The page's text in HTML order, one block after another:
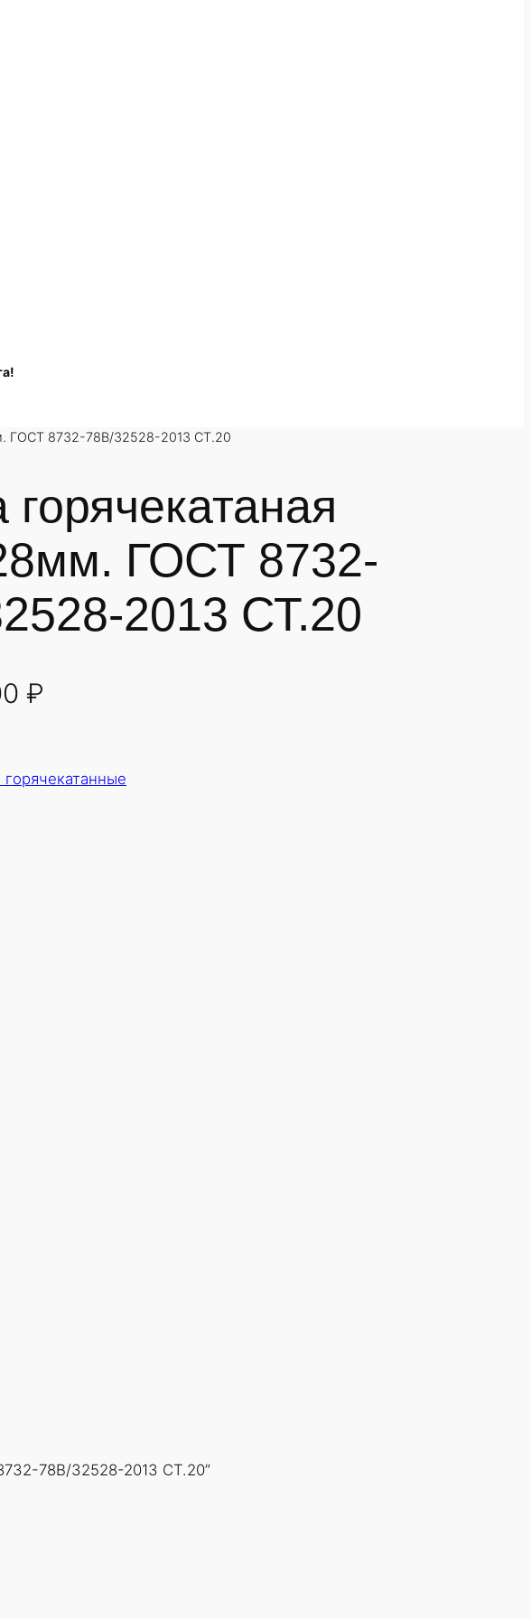
ГОСТ 8732-78В/32528-2013 СТ.20
горячекатаная
ГОСТ 8732-
2013 СТ.20
₽
78В/32528-2013 СТ.20”